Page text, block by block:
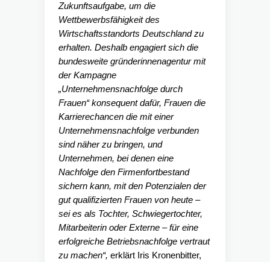
Zukunftsaufgabe, um die
Wettbewerbsfähigkeit des
Wirtschaftsstandorts Deutschland zu
erhalten. Deshalb engagiert sich die
bundesweite gründerinnenagentur mit
der Kampagne
„Unternehmensnachfolge durch
Frauen“ konsequent dafür, Frauen die
Karrierechancen die mit einer
Unternehmensnachfolge verbunden
sind näher zu bringen, und
Unternehmen, bei denen eine
Nachfolge den Firmenfortbestand
sichern kann, mit den Potenzialen der
gut qualifizierten Frauen von heute –
sei es als Tochter, Schwiegertochter,
Mitarbeiterin oder Externe – für eine
erfolgreiche Betriebsnachfolge vertraut
zu machen“, erklärt Iris Kronenbitter,